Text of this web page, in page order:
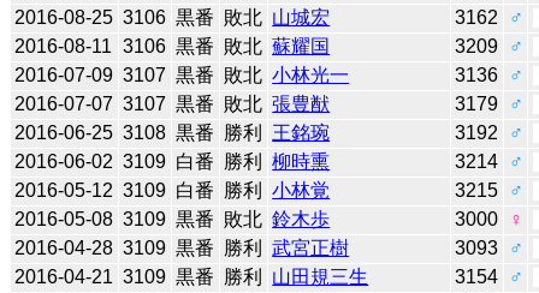
2016-08-25 3106 黒番 敗北 山城宏 3162
♂
2016-08-11 3106 黒番 敗北 蘇耀国 3209
♂
2016-07-09 3107 黒番 敗北 小林光一 3136
♂
2016-07-07 3107 黒番 敗北 張豊猷 3179
♂
2016-06-25 3108 黒番 勝利 王銘琬 3192
♂
2016-06-02 3109 白番 勝利 柳時熏 3214
♂
2016-05-12 3109 白番 勝利 小林覚 3215
♂
2016-05-08 3109 黒番 敗北 鈴木歩 3000
♀
2016-04-28 3109 黒番 勝利 武宮正樹 3093
♂
2016-04-21 3109 黒番 勝利 山田規三生 3154
♂